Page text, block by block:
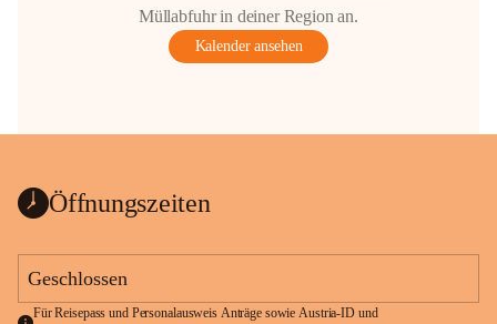
Müllabfuhr in deiner Region an.
Kalender ansehen
Öffnungszeiten
Geschlossen
Für Reisepass und Personalausweis Anträge sowie Austria-ID und